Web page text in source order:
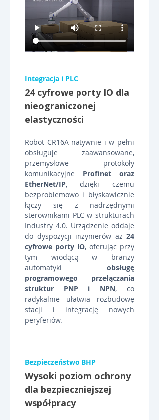
Integracja i PLC
24 cyfrowe porty IO dla
nieograniczonej
elastyczności
Robot CR16A natywnie i w pełni
obsługuje zaawansowane,
przemysłowe protokoły
komunikacyjne Profinet oraz
EtherNet/IP, dzięki czemu
bezproblemowo i błyskawicznie
łączy się z nadrzędnymi
sterownikami PLC w strukturach
Industry 4.0. Urządzenie oddaje
do dyspozycji inżynierów aż 24
cyfrowe porty IO, oferując przy
tym wiodącą w branży
automatyki obsługę
programowego przełączania
struktur PNP i NPN, co
radykalnie ułatwia rozbudowę
stacji i integrację nowych
peryferiów.
Bezpieczeństwo BHP
Wysoki poziom ochrony
dla bezpieczniejszej
współpracy